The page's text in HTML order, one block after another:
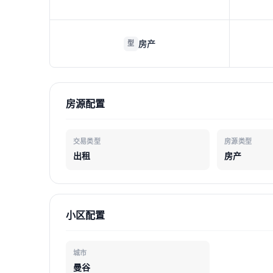
型 房产
房源配置
交易类型
出租
房源类型
房产
小区配置
城市
曼谷